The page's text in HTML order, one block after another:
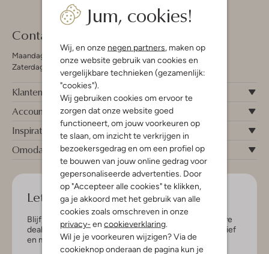
Jum, cookies!
Wij, en onze negen partners , maken op
onze website gebruik van cookies en
vergelijkbare technieken (gezamenlijk:
"cookies").
Wij gebruiken cookies om ervoor te
zorgen dat onze website goed
functioneert, om jouw voorkeuren op
te slaan, om inzicht te verkrijgen in
bezoekersgedrag en om een profiel op
te bouwen van jouw online gedrag voor
gepersonaliseerde advertenties. Door
op "Accepteer alle cookies" te klikken,
ga je akkoord met het gebruik van alle
cookies zoals omschreven in onze
privacy- en cookieverklaring
Wil je je voorkeuren wijzigen? Via de
cookieknop onderaan de pagina kun je
Contact
Maandag - Vrijdag 09:00 - 19:00 uur
Zaterdag 09:00 - 17:00 uur
Klantenservice
Account
Inspiratie
Omoda
Let's keep in touch!
Blijf op de hoogte van de nieuwste items en exclusieve
deals, speciaal voor jou. Schrijf je in voor de nieuwsbrief
en maak kans op € 150,- shoptegoed.